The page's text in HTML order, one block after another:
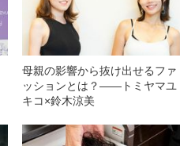
母親の影響から抜け出せるファ
ッションとは？――トミヤマユ
キコ×鈴木涼美